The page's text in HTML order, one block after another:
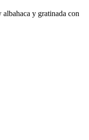
albahaca y gratinada con